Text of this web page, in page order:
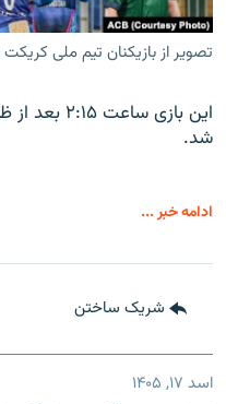
تصویر از بازیکنان تیم ملی کریکت
این بازی
شد.
ادامه خبر ...
شریک ساختن
اسد ۱۷, ۱۴۰۵